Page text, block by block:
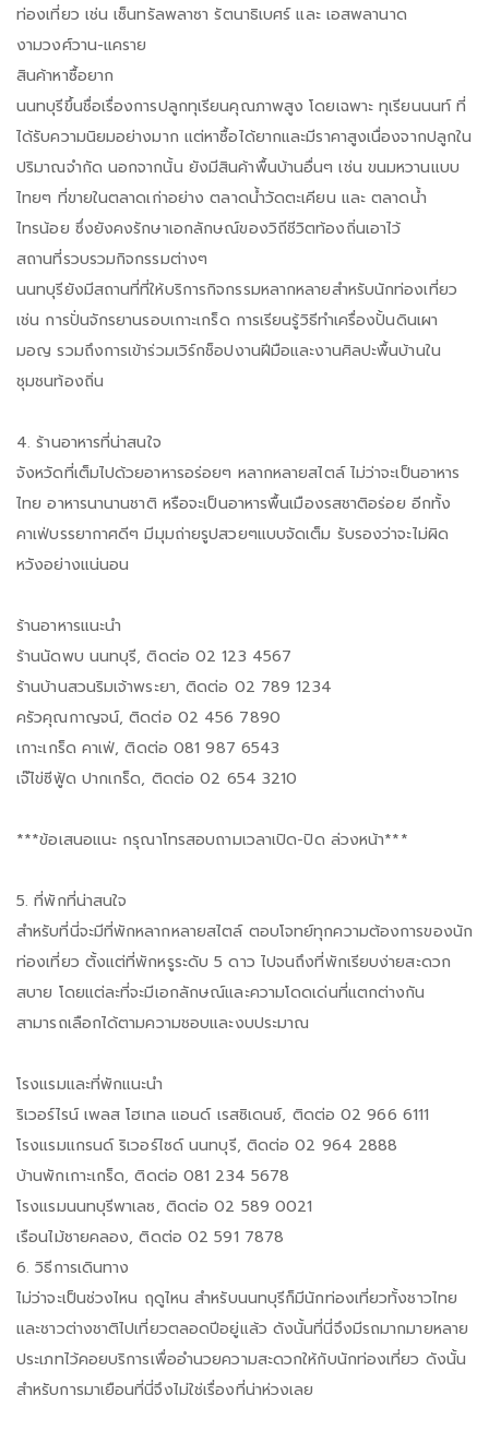
ท่องเที่ยว เช่น เซ็นทรัลพลาซา รัตนาธิเบศร์ และ เอสพลานาด
งามวงศ์วาน-แคราย
สินค้าหาซื้อยาก
นนทบุรีขึ้นชื่อเรื่องการปลูกทุเรียนคุณภาพสูง โดยเฉพาะ ทุเรียนนนท์ ที่
ได้รับความนิยมอย่างมาก แต่หาซื้อได้ยากและมีราคาสูงเนื่องจากปลูกใน
ปริมาณจำกัด นอกจากนั้น ยังมีสินค้าพื้นบ้านอื่นๆ เช่น ขนมหวานแบบ
ไทยๆ ที่ขายในตลาดเก่าอย่าง ตลาดน้ำวัดตะเคียน และ ตลาดน้ำ
ไทรน้อย ซึ่งยังคงรักษาเอกลักษณ์ของวิถีชีวิตท้องถิ่นเอาไว้
สถานที่รวบรวมกิจกรรมต่างๆ
นนทบุรียังมีสถานที่ที่ให้บริการกิจกรรมหลากหลายสำหรับนักท่องเที่ยว
เช่น การปั่นจักรยานรอบเกาะเกร็ด การเรียนรู้วิธีทำเครื่องปั้นดินเผา
มอญ รวมถึงการเข้าร่วมเวิร์กช็อปงานฝีมือและงานศิลปะพื้นบ้านใน
ชุมชนท้องถิ่น
4. ร้านอาหารที่น่าสนใจ
จังหวัดที่เต็มไปด้วยอาหารอร่อยๆ หลากหลายสไตล์ ไม่ว่าจะเป็นอาหาร
ไทย อาหารนานานชาติ หรือจะเป็นอาหารพื้นเมืองรสชาติอร่อย อีกทั้ง
คาเฟ่บรรยากาศดีๆ มีมุมถ่ายรูปสวยๆแบบจัดเต็ม รับรองว่าจะไม่ผิด
หวังอย่างแน่นอน
ร้านอาหารแนะนำ
ร้านนัดพบ นนทบุรี, ติดต่อ 02 123 4567
ร้านบ้านสวนริมเจ้าพระยา, ติดต่อ 02 789 1234
ครัวคุณกาญจน์, ติดต่อ 02 456 7890
เกาะเกร็ด คาเฟ่, ติดต่อ 081 987 6543
เจ๊ไข่ซีฟู้ด ปากเกร็ด, ติดต่อ 02 654 3210
***ข้อเสนอแนะ กรุณาโทรสอบถามเวลาเปิด-ปิด ล่วงหน้า***
5. ที่พักที่น่าสนใจ
สำหรับที่นี่จะมีที่พักหลากหลายสไตล์ ตอบโจทย์ทุกความต้องการของนัก
ท่องเที่ยว ตั้งแต่ที่พักหรูระดับ 5 ดาว ไปจนถึงที่พักเรียบง่ายสะดวก
สบาย โดยแต่ละที่จะมีเอกลักษณ์และความโดดเด่นที่แตกต่างกัน
สามารถเลือกได้ตามความชอบและงบประมาณ
โรงแรมและที่พักแนะนำ
ริเวอร์ไรน์ เพลส โฮเทล แอนด์ เรสซิเดนซ์, ติดต่อ 02 966 6111
โรงแรมแกรนด์ ริเวอร์ไซด์ นนทบุรี, ติดต่อ 02 964 2888
บ้านพักเกาะเกร็ด, ติดต่อ 081 234 5678
โรงแรมนนทบุรีพาเลซ, ติดต่อ 02 589 0021
เรือนไม้ชายคลอง, ติดต่อ 02 591 7878
6. วิธีการเดินทาง
ไม่ว่าจะเป็นช่วงไหน ฤดูไหน สำหรับนนทบุรีก็มีนักท่องเที่ยวทั้งชาวไทย
และชาวต่างชาติไปเที่ยวตลอดปีอยู่แล้ว ดังนั้นที่นี่จึงมีรถมากมายหลาย
ประเภทไว้คอยบริการเพื่ออำนวยความสะดวกให้กับนักท่องเที่ยว ดังนั้น
สำหรับการมาเยือนที่นี่จึงไม่ใช่เรื่องที่น่าห่วงเลย